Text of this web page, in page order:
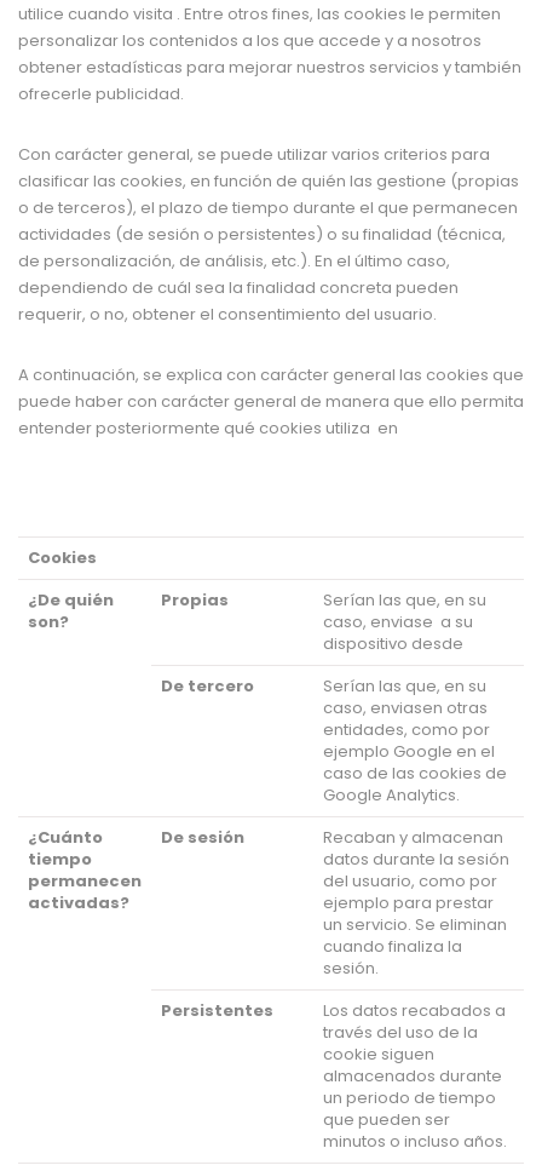
utilice cuando visita . Entre otros fines, las cookies le permiten
personalizar los contenidos a los que accede y a nosotros
obtener estadísticas para mejorar nuestros servicios y también
ofrecerle publicidad.
Con carácter general, se puede utilizar varios criterios para
clasificar las cookies, en función de quién las gestione (propias
o de terceros), el plazo de tiempo durante el que permanecen
actividades (de sesión o persistentes) o su finalidad (técnica,
de personalización, de análisis, etc.). En el último caso,
dependiendo de cuál sea la finalidad concreta pueden
requerir, o no, obtener el consentimiento del usuario.
A continuación, se explica con carácter general las cookies que
puede haber con carácter general de manera que ello permita
entender posteriormente qué cookies utiliza en
Cookies
¿De quién
son?
Propias
Serían las que, en su
caso, enviase a su
dispositivo desde
De tercero
Serían las que, en su
caso, enviasen otras
entidades, como por
ejemplo Google en el
caso de las cookies de
Google Analytics.
¿Cuánto
tiempo
permanecen
activadas?
De sesión
Recaban y almacenan
datos durante la sesión
del usuario, como por
ejemplo para prestar
un servicio. Se eliminan
cuando finaliza la
sesión.
Persistentes
Los datos recabados a
través del uso de la
cookie siguen
almacenados durante
un periodo de tiempo
que pueden ser
minutos o incluso años.